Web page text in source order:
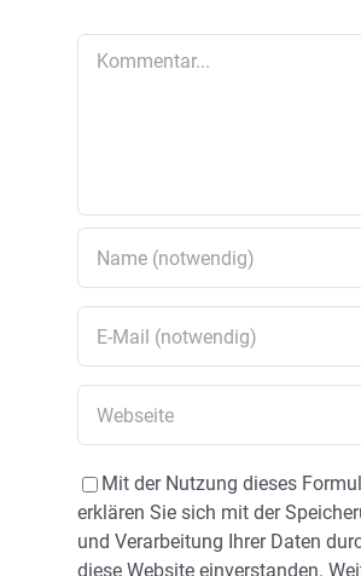
Mit der Nutzung dieses
erklären Sie sich mit der
und Verarbeitung Ihrer Daten
diese Website einverstanden.